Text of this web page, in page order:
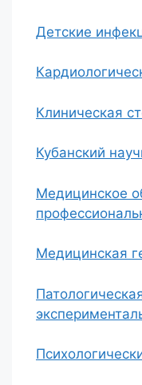
Детские
Клиническая
Кубанский
Медицинское
Медицинская